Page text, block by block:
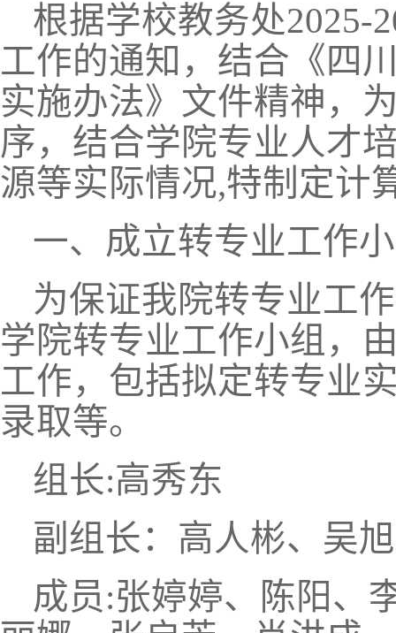
根据学校教务处2025-
工作的通知，结合《四
实施办法》文件精神，
序，结合学院专业人才
源等实际情况,特制定计
一、成立转专业工作
为保证我院转专业工
学院转专业工作小组，
工作，包括拟定转专业
录取等。
组长:高秀东
副组长：高人彬、吴旭
成员 :张婷婷、陈阳、